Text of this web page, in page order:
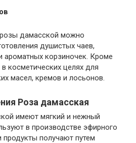
дамасской можно
душистых чаев,
корзиночек. Кроме
косметических целях для
масел, кремов и лосьонов.
Роза дамасская
имеют мягкий и нежный
в производстве эфирного
продукты получают путем